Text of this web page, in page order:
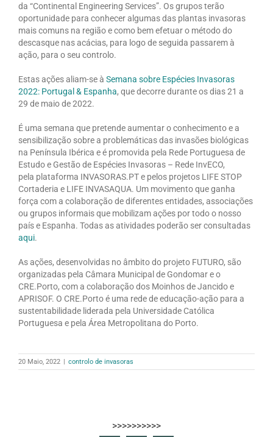
da “Continental Engineering Services”. Os grupos terão
oportunidade para conhecer algumas das plantas invasoras
mais comuns na região e como bem efetuar o método do
descasque nas acácias, para logo de seguida passarem à
ação, para o seu controlo.
Estas ações aliam-se à Semana sobre Espécies Invasoras
2022: Portugal & Espanha, que decorre durante os dias 21 a
29 de maio de 2022.
É uma semana que pretende aumentar o conhecimento e a
sensibilização sobre a problemáticas das invasões biológicas
na Península Ibérica e é promovida pela Rede Portuguesa de
Estudo e Gestão de Espécies Invasoras – Rede InvECO,
pela plataforma INVASORAS.PT e pelos projetos LIFE STOP
Cortaderia e LIFE INVASAQUA. Um movimento que ganha
força com a colaboração de diferentes entidades, associações
ou grupos informais que mobilizam ações por todo o nosso
país e Espanha. Todas as atividades poderão ser consultadas
aqui.
As ações, desenvolvidas no âmbito do projeto FUTURO, são
organizadas pela Câmara Municipal de Gondomar e o
CRE.Porto, com a colaboração dos Moinhos de Jancido e
APRISOF. O CRE.Porto é uma rede de educação-ação para a
sustentabilidade liderada pela Universidade Católica
Portuguesa e pela Área Metropolitana do Porto.
20 Maio, 2022 | controlo de invasoras
>>>>>>>>>>